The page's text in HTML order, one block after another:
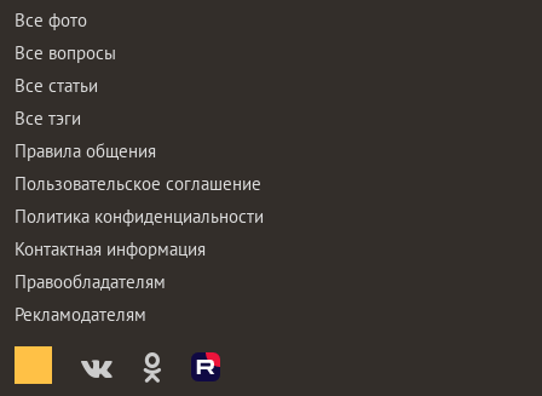
Все фото
Все вопросы
Все статьи
Все тэги
Правила общения
Пользовательское соглашение
Политика конфиденциальности
Контактная информация
Правообладателям
Рекламодателям